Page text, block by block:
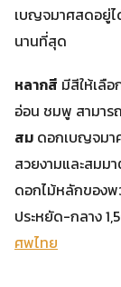
เบญจมาศสดอยู่
นานที่สุด
หลากสี มีสีให้เลื
อ่อน ชมพู สามาร
สม ดอกเบญจมา
สวยงามและสมม
ดอกไม้หลักของพ
ประหยัด-กลาง
ศพไทย